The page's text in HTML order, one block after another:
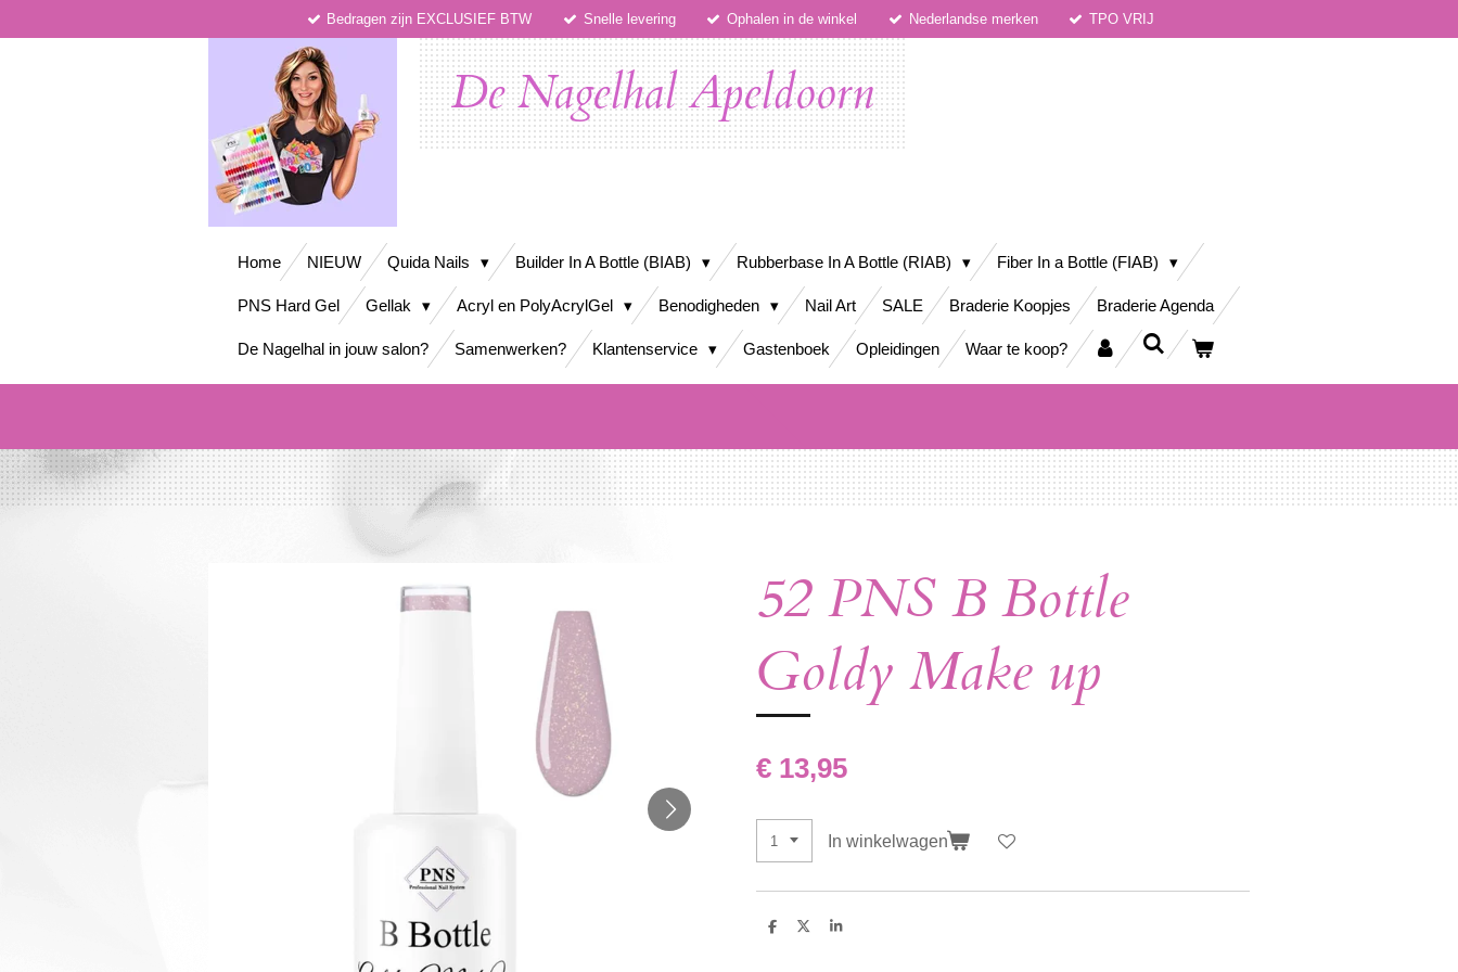
Bedragen zijn EXCLUSIEF BTW Snelle levering Ophalen in de winkel Nederlandse merken TPO VRIJ
De Nagelhal Apeldoorn
Home NIEUW Quida Nails Builder In A Bottle (BIAB) Rubberbase In A Bottle (RIAB) Fiber In a Bottle (FIAB)
PNS Hard Gel Gellak Acryl en PolyAcrylGel Benodigheden Nail Art SALE Braderie Koopjes Braderie Agenda
De Nagelhal in jouw salon? Samenwerken? Klantenservice Gastenboek Opleidingen Waar te koop?
52 PNS B Bottle
Goldy Make up
€ 13,95
In winkelwagen
D
D
S